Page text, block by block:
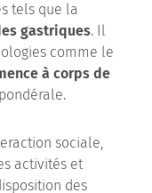
tels que la
gastriques. Il
comme le
à corps de
sociale,
activités et
des